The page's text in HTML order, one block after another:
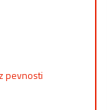
pevnosti